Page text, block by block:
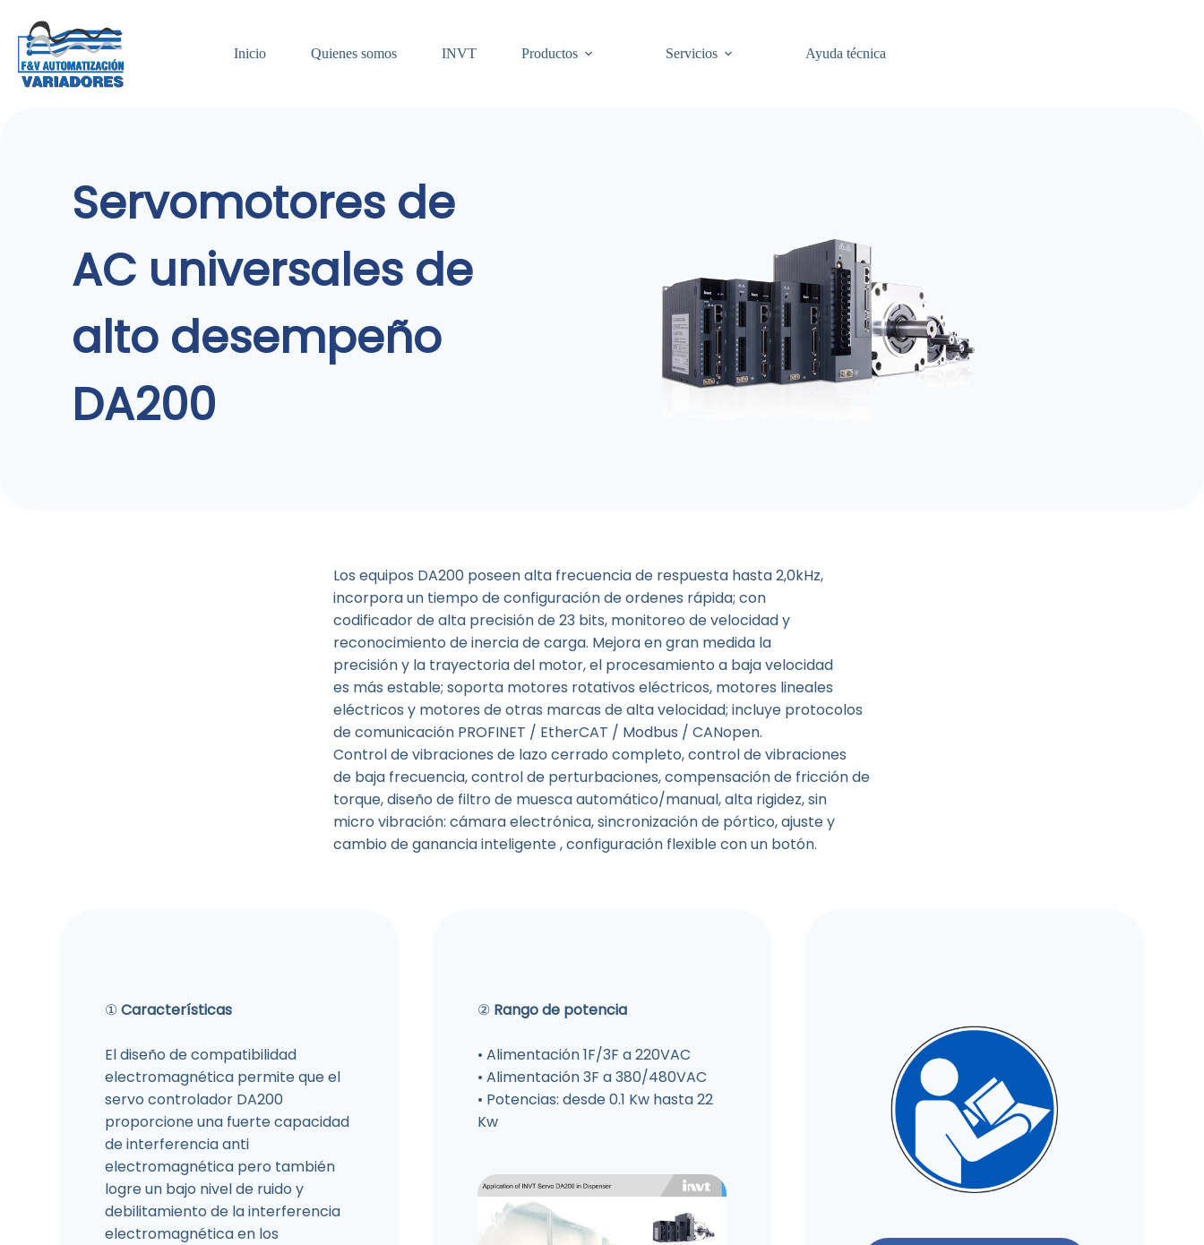
contenido
Inicio
Quienes somos INVT Productos Servicios Ayuda técnica
Servomotores de
AC universales de
alto desempeño
DA200
Los equipos DA200 poseen alta frecuencia de respuesta hasta 2,0kHz,
incorpora un tiempo de configuración de ordenes rápida; con
codificador de alta precisión de 23 bits, monitoreo de velocidad y
reconocimiento de inercia de carga. Mejora en gran medida la
precisión y la trayectoria del motor, el procesamiento a baja velocidad
es más estable; soporta motores rotativos eléctricos, motores lineales
eléctricos y motores de otras marcas de alta velocidad; incluye protocolos
de comunicación PROFINET / EtherCAT / Modbus / CANopen.
Control de vibraciones de lazo cerrado completo, control de vibraciones
de baja frecuencia, control de perturbaciones, compensación de fricción de
torque, diseño de filtro de muesca automático/manual, alta rigidez, sin
micro vibración: cámara electrónica, sincronización de pórtico, ajuste y
cambio de ganancia inteligente , configuración flexible con un botón.
①Características
El diseño de compatibilidad
electromagnética permite que el
servo controlador DA200
proporcione una fuerte capacidad
de interferencia anti
electromagnética pero también
logre un bajo nivel de ruido y
debilitamiento de la interferencia
electromagnética en los
② Rango de potencia
• Alimentación 1F/3F a 220VAC
• Alimentación 3F a 380/480VAC
• Potencias: desde 0.1 Kw hasta 22
Kw